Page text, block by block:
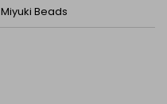
Miyuki Beads